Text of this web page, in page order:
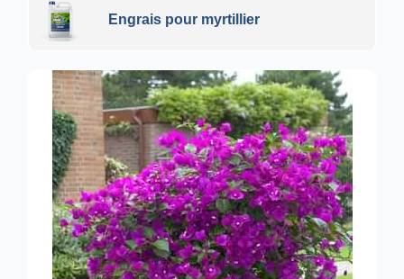
Engrais pour myrtillier